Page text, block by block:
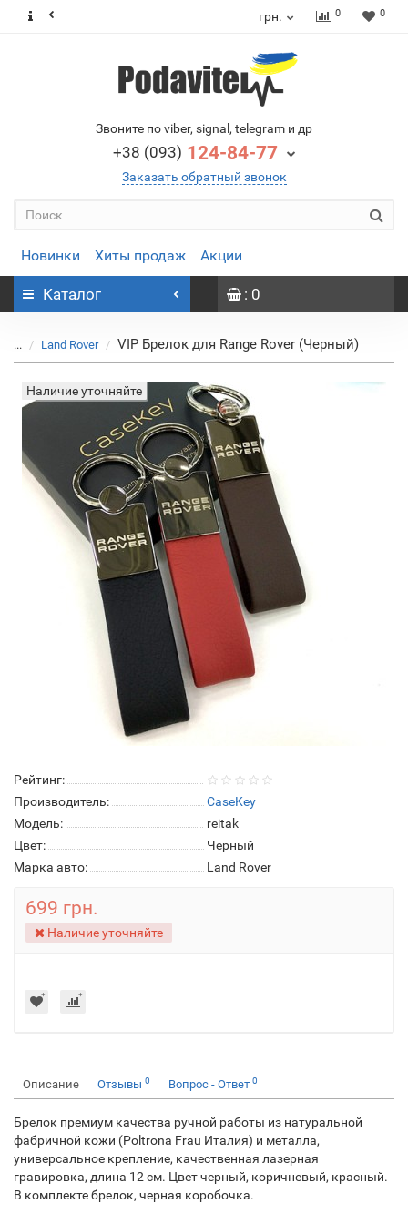
грн. 0 0
Звоните по viber, signal, telegram и др
+38 (093) 124-84-77
Заказать обратный звонок
Новинки Хиты продаж Акции
Каталог : 0
... Land Rover VIP Брелок для Range Rover (Черный)
Наличие уточняйте
Рейтинг:
Производитель:
CaseKey
Модель:
reitak
Цвет:
Черный
Марка авто:
Land Rover
699 грн.
Наличие уточняйте
Описание Отзывы 0 Вопрос - Ответ 0
Брелок премиум качества ручной работы из натуральной
фабричной кожи (Poltrona Frau Италия) и металла,
универсальное крепление, качественная лазерная
гравировка, длина 12 см. Цвет черный, коричневый, красный.
В комплекте брелок, черная коробочка.